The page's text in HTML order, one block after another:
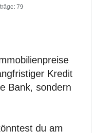
79
Kredit
Bank, sondern
du am